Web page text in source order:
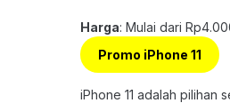
Harga: Mulai dari
Promo iPhone 11
iPhone 11 adalah pilihan